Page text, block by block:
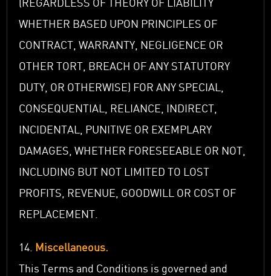
WHETHER BASED UPON PRINCIPLES OF
CONTRACT, WARRANTY, NEGLIGENCE OR
OTHER TORT, BREACH OF ANY STATUTORY
DUTY, OR OTHERWISE) FOR ANY SPECIAL,
CONSEQUENTIAL, RELIANCE, INDIRECT,
INCIDENTAL, PUNITIVE OR EXEMPLARY
DAMAGES, WHETHER FORESEEABLE OR NOT,
INCLUDING BUT NOT LIMITED TO LOST
PROFITS, REVENUE, GOODWILL OR COST OF
REPLACEMENT.
14. Miscellaneous.
This Terms and Conditions is governed and